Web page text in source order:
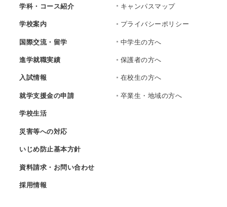
学科・コース紹介
学校案内
国際交流・留学
進学就職実績
入試情報
就学支援金の申請
学校生活
災害等への対応
いじめ防止基本方針
資料請求・お問い合わせ
採用情報
キャンパスマップ
プライバシーポリシー
中学生の方へ
保護者の方へ
在校生の方へ
卒業生・地域の方へ